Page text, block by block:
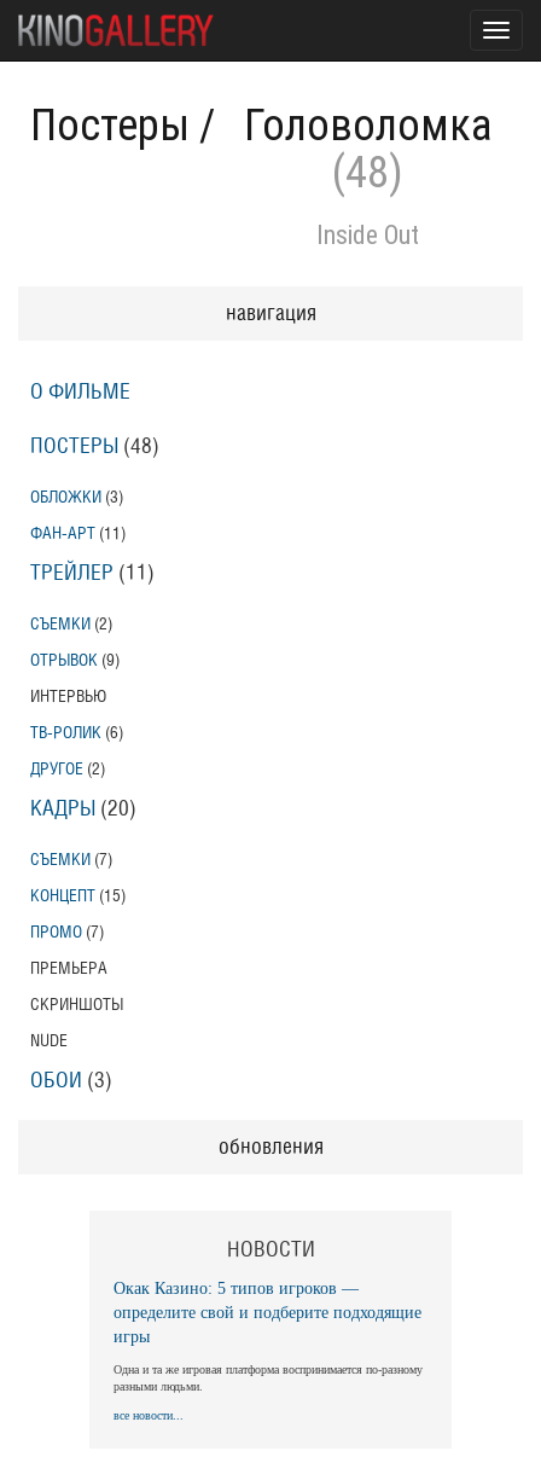
Постеры /
Головоломка
(48)
Inside Out
навигация
О ФИЛЬМЕ
ПОСТЕРЫ (48)
ОБЛОЖКИ (3)
ФАН-АРТ (11)
ТРЕЙЛЕР (11)
СЪЕМКИ (2)
ОТРЫВОК (9)
ИНТЕРВЬЮ
ТВ-РОЛИК (6)
ДРУГОЕ (2)
КАДРЫ (20)
СЪЕМКИ (7)
КОНЦЕПТ (15)
ПРОМО (7)
ПРЕМЬЕРА
СКРИНШОТЫ
NUDE
ОБОИ (3)
обновления
НОВОСТИ
Окак Казино: 5 типов игроков —
определите свой и подберите подходящие
игры
Одна и та же игровая платформа воспринимается по-разному
разными людьми.
все новости...